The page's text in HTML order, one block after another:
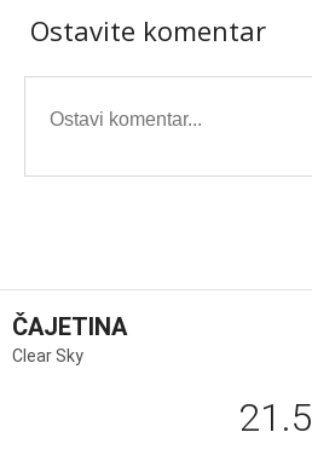
Ostavite komentar
ČAJETINA
Clear Sky
21.5